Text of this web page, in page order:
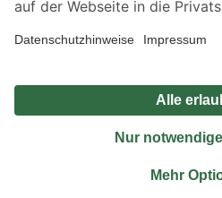
Umständen nicht in allen Märkten verfügbar. Die
Produkte nur solange der Vorrat reicht.
*Paketversand ab 59 € versandkostenfrei, gilt
Privatsphäre
Nutzungsbedingungen
Widerrufsrecht
© 2026 toom Baumarkt GmbH